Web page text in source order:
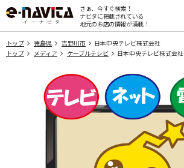
さぁ、今すぐ検索！
ナビタに掲載されている
地元のお店の情報が満載！
トップ 徳島県 吉野川市
日本中央テレビ株式会社
トップ
メディア ケーブルテレビ 日本中央テレビ株式会社